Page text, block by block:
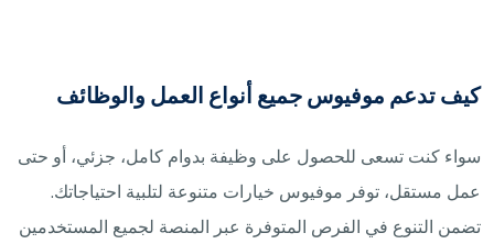
كيف تدعم موفيوس جميع أنواع العمل والوظائف
سواء كنت تسعى للحصول على وظيفة بدوام كامل، جزئي، أو حتى
عمل مستقل، توفر موفيوس خيارات متنوعة لتلبية احتياجاتك.
تضمن التنوع في الفرص المتوفرة عبر المنصة لجميع المستخدمين